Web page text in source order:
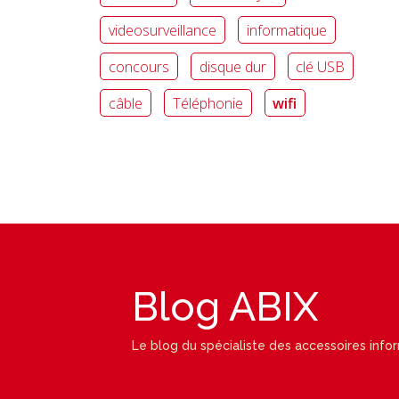
videosurveillance
informatique
concours
disque dur
clé USB
câble
Téléphonie wifi
Blog ABIX
Le blog du spécialiste des accessoires